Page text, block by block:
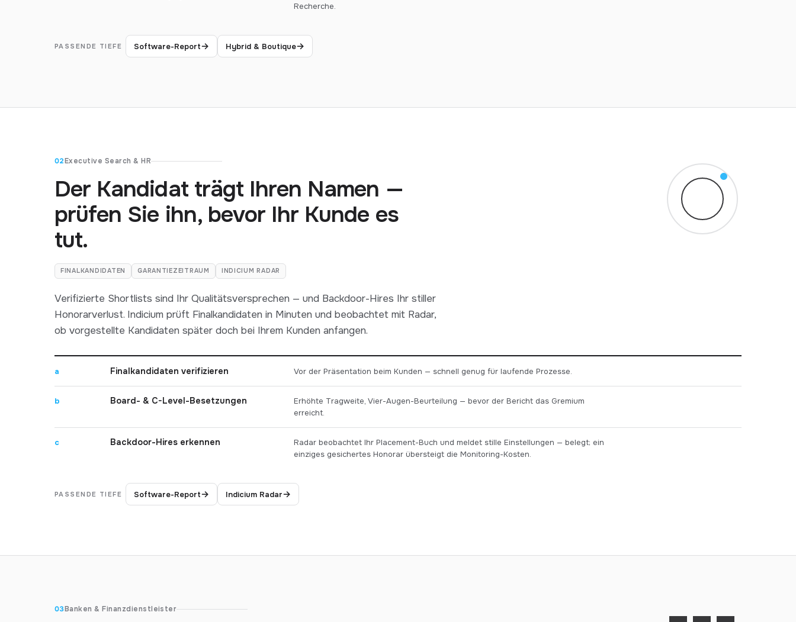
Recherche.
PASSENDE TIEFE Software-Report→ Hybrid & Boutique→
02Executive Search & HR
Der Kandidat trägt Ihren Namen —
prüfen Sie ihn, bevor Ihr Kunde es
tut.
FINALKANDIDATEN GARANTIEZEITRAUM INDICIUM RADAR
Verifizierte Shortlists sind Ihr Qualitätsversprechen — und Backdoor-Hires Ihr stiller
Honorarverlust. Indicium prüft Finalkandidaten in Minuten und beobachtet mit Radar,
ob vorgestellte Kandidaten später doch bei Ihrem Kunden anfangen.
a Finalkandidaten verifizieren Vor der Präsentation beim Kunden — schnell genug für laufende Prozesse.
b Board- & C-Level-Besetzungen
Erhöhte Tragweite, Vier-Augen-Beurteilung — bevor der Bericht das Gremium
erreicht.
c Backdoor-Hires erkennen
Radar beobachtet Ihr Placement-Buch und meldet stille Einstellungen — belegt; ein
einziges gesichertes Honorar übersteigt die Monitoring-Kosten.
PASSENDE TIEFE Software-Report→ Indicium Radar→
03Banken & Finanzdienstleister